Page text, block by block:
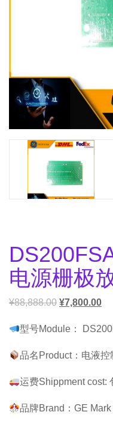
电源栅极
¥88,888.00 ¥7,800.00
型号Module：
品名Product：电液控
运费Shippment cost:
品牌Brand：GE Mark